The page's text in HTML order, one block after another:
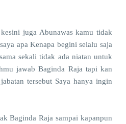
juga Abunawas kamu tidak
apa Kenapa begini selalu saja
sekali tidak ada niatan untuk
jawab Baginda Raja tapi kan
tersebut Saya hanya ingin
Baginda Raja sampai kapanpun